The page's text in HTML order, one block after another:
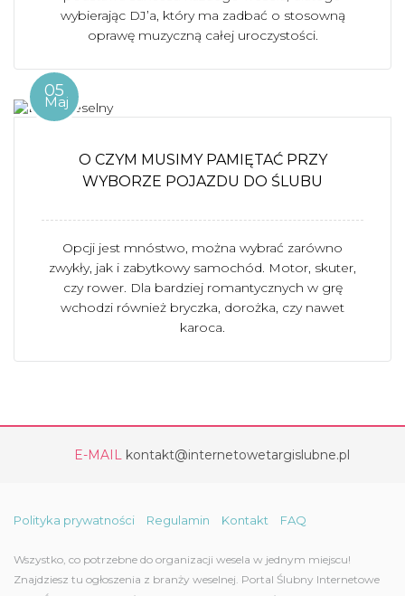
wybierając DJ’a, który ma zadbać o stosowną
oprawę muzyczną całej uroczystości.
05
Maj
O CZYM MUSIMY PAMIĘTAĆ PRZY
WYBORZE POJAZDU DO ŚLUBU
Opcji jest mnóstwo, można wybrać zarówno
zwykły, jak i zabytkowy samochód. Motor, skuter,
czy rower. Dla bardziej romantycznych w grę
wchodzi również bryczka, dorożka, czy nawet
karoca.
E-MAIL kontakt@internetowetargislubne.pl
Polityka prywatności Regulamin Kontakt FAQ
Wszystko, co potrzebne do organizacji wesela w jednym miejscu!
Znajdziesz tu ogłoszenia z branży weselnej. Portal Ślubny Internetowe